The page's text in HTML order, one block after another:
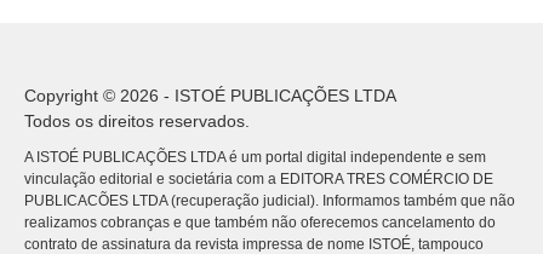
Copyright © 2026 - ISTOÉ PUBLICAÇÕES LTDA
Todos os direitos reservados.
A ISTOÉ PUBLICAÇÕES LTDA é um portal digital independente e sem
vinculação editorial e societária com a EDITORA TRES COMÉRCIO DE
PUBLICACÕES LTDA (recuperação judicial). Informamos também que não
realizamos cobranças e que também não oferecemos cancelamento do
contrato de assinatura da revista impressa de nome ISTOÉ, tampouco